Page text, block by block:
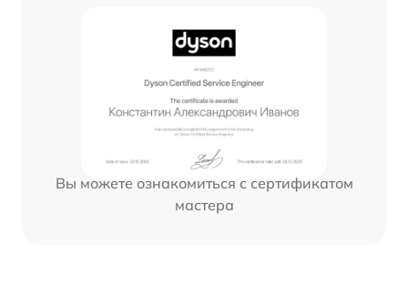
Вы можете ознакомиться с сертификатом
мастера